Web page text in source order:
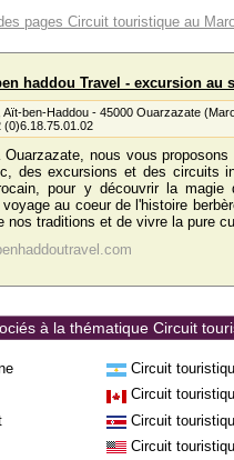
pages Circuit touristique au
haddou Travel - excursion au
Aït-ben-Haddou - 45000 Ouarzazate
(0)6.18.75.01.02
nous vous proposons
des excursions et des circuits
pour y découvrir la magie
au coeur de l'histoire
nos traditions et de vivre la pure
à la thématique Circuit
Circuit
Circuit
Circuit
Circuit